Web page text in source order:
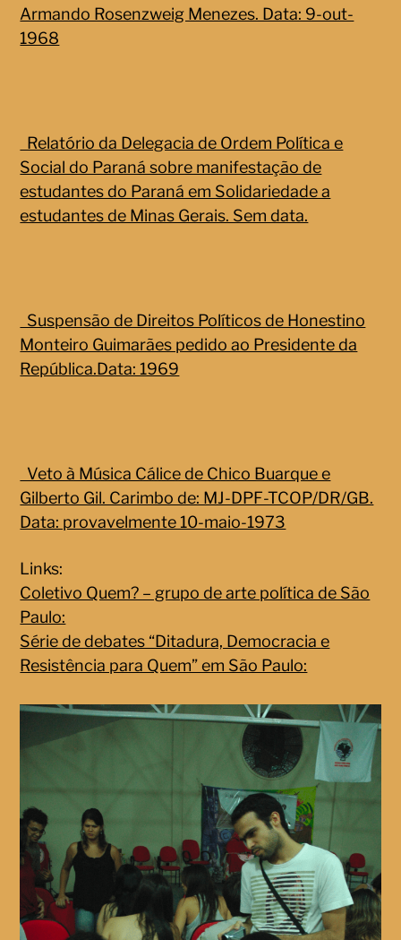
Armando Rosenzweig Menezes. Data: 9-out-
1968
Relatório da Delegacia de Ordem Política e
Social do Paraná sobre manifestação de
estudantes do Paraná em Solidariedade a
estudantes de Minas Gerais. Sem data.
Suspensão de Direitos Políticos de Honestino
Monteiro Guimarães pedido ao Presidente da
República.Data: 1969
Veto à Música Cálice de Chico Buarque e
Gilberto Gil. Carimbo de: MJ-DPF-TCOP/DR/GB.
Data: provavelmente 10-maio-1973
Links:
Coletivo Quem? – grupo de arte política de São
Paulo:
Série de debates “Ditadura, Democracia e
Resistência para Quem” em São Paulo: